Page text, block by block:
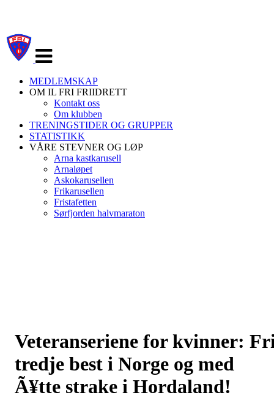
navigasjon
MEDLEMSKAP
OM IL FRI FRIIDRETT
Kontakt oss
Om klubben
TRENINGSTIDER OG GRUPPER
STATISTIKK
VÅRE STEVNER OG LØP
Arna kastkarusell
Arnaløpet
Askokarusellen
Frikarusellen
Fristafetten
Sørfjorden halvmaraton
Veteranseriene for kvinner:
tredje best i Norge og med
Ã¥tte strake i Hordaland!